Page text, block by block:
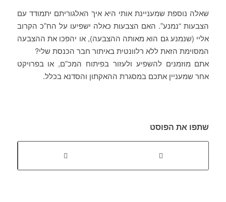
שאלה נוספת שמעניינת אותי היא איך האלגוריתם יתמודד עם
הצבעות “נמנע”. האם הצבעות כאלה ישפיעו על הח”כ הקרוב
אליי (שנמנע גם הוא מאותה ההצבעה), או יהפכו את ההצבעה
המסוימת הזאת ללא רלוונטית באיתור חבר הכנסת שלי?
אתם מוזמנים להשפיע ולעזור בפיתוח המכ”ם, או בפרויקט
אחר שמעניין אתכם במסגרת ההאקתון והסדנא בכלל.
שתפו את הפוסט